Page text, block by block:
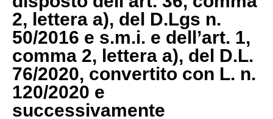
2, lettera a), del D.Lgs n.
50/2016 e s.m.i. e dell’art. 1,
comma 2, lettera a), del D.L.
76/2020, convertito con L. n.
120/2020 e
successivamente